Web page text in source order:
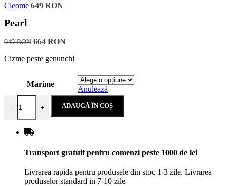
Cleome 649 RON
Pearl
949RON 664 RON
Cizme peste genunchi
Marime
Anulează
-
Cantitate Pearl
+ ADAUGĂ ÎN COȘ
Transport gratuit pentru comenzi peste 1000 de lei
Livrarea rapida pentru produsele din stoc 1-3 zile. Livrarea
produselor standard in 7-10 zile